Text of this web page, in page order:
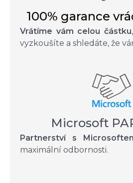
100% garance
Vrátíme vám celou částku
vyzkoušíte a shledáte, že
Microsoft
Partnerství s
maximální odbornosti.